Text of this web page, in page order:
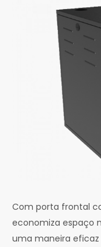
Com porta frontal
economiza espaço
uma maneira